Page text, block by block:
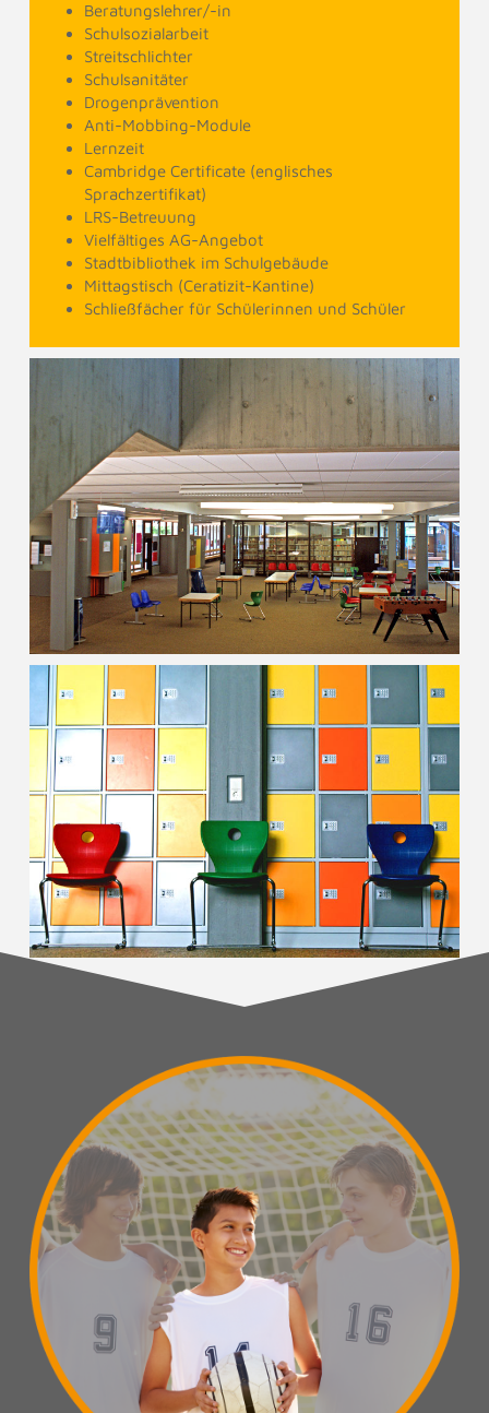
Beratungslehrer/-in
Schulsozialarbeit
Streitschlichter
Schulsanitäter
Drogenprävention
Anti-Mobbing-Module
Lernzeit
Cambridge Certificate (englisches
Sprachzertifikat)
LRS-Betreuung
Vielfältiges AG-Angebot
Stadtbibliothek im Schulgebäude
Mittagstisch (Ceratizit-Kantine)
Schließfächer für Schülerinnen und Schüler